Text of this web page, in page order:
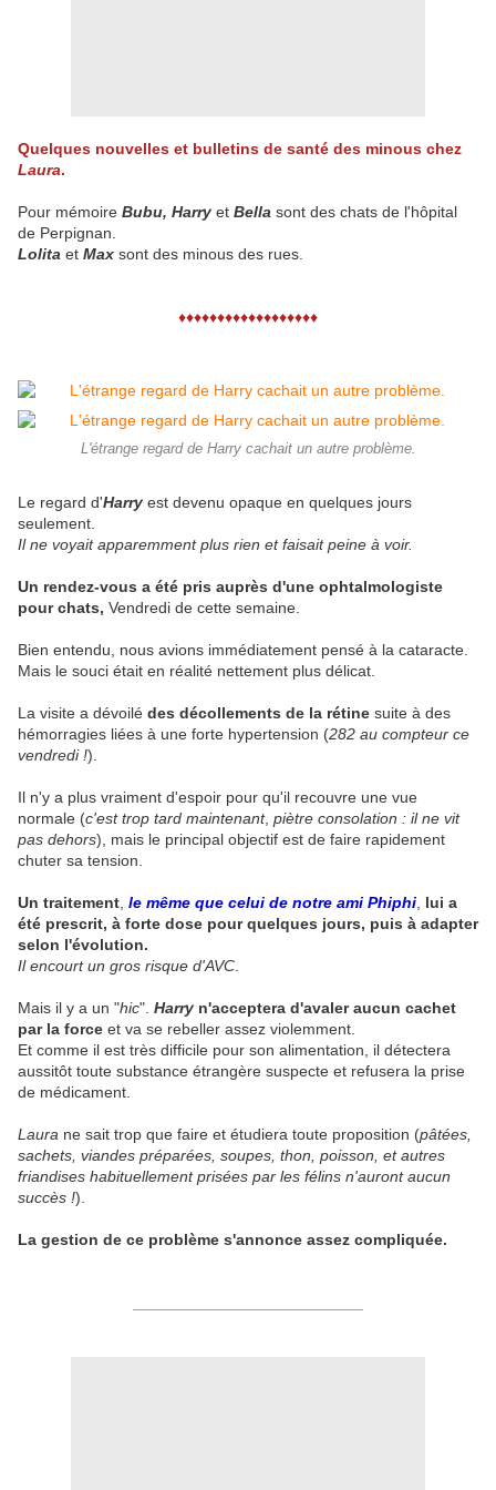
Quelques nouvelles et bulletins de santé des minous chez
Laura.
Pour mémoire Bubu, Harry et Bella sont des chats de l'hôpital
de Perpignan.
Lolita et Max sont des minous des rues.
♦♦♦♦♦♦♦♦♦♦♦♦♦♦♦♦♦♦
L'étrange regard de Harry cachait un autre problème.
Le regard d'Harry est devenu opaque en quelques jours
seulement.
Il ne voyait apparemment plus rien et faisait peine à voir.
Un rendez-vous a été pris auprès d'une ophtalmologiste
pour chats, Vendredi de cette semaine.
Bien entendu, nous avions immédiatement pensé à la cataracte.
Mais le souci était en réalité nettement plus délicat.
La visite a dévoilé des décollements de la rétine suite à des
hémorragies liées à une forte hypertension (282 au compteur ce
vendredi !).
Il n'y a plus vraiment d'espoir pour qu'il recouvre une vue
normale (c'est trop tard maintenant, piètre consolation : il ne vit
pas dehors), mais le principal objectif est de faire rapidement
chuter sa tension.
Un traitement le même que celui de notre ami Phiphi lui a
été prescrit, à forte dose pour quelques jours, puis à adapter
selon l'évolution.
Il encourt un gros risque d'AVC
Mais il y a un "hic". Harry n'acceptera d'avaler aucun cachet
par la force et va se rebeller assez violemment.
Et comme il est très difficile pour son alimentation, il détectera
aussitôt toute substance étrangère suspecte et refusera la prise
de médicament.
Laura ne sait trop que faire et étudiera toute proposition (pâtées,
sachets, viandes préparées, soupes, thon, poisson, et autres
friandises habituellement prisées par les félins n'auront aucun
succès !).
La gestion de ce problème s'annonce assez compliquée.